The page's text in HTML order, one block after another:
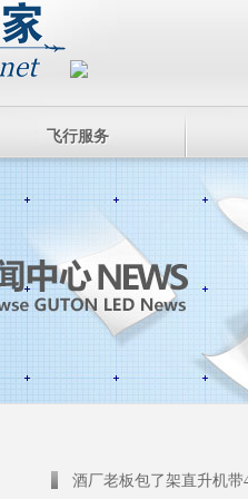
飞行服务
酒厂老板包了架直升机